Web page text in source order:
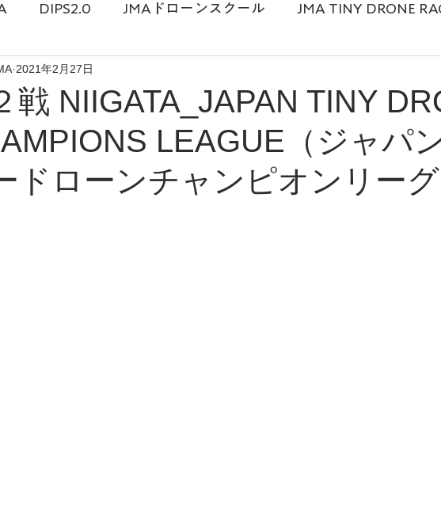
DIPS2.0 JMAドローンスクール JMA TINY DRONE
白石麻衣
ローン免許 ドローンショー 講演勉強会
戦 NIIGATA_JAPAN TINY
LEAGUE（ジャパ
ドローンチャンピオンリーグ
2021年2月27日